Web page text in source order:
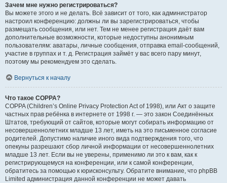
Зачем мне нужно регистрироваться?
Вы можете этого и не делать. Всё зависит от того, как администратор
настроил конференцию: должны ли вы зарегистрироваться, чтобы
размещать сообщения, или нет. Тем не менее регистрация даёт вам
дополнительные возможности, которые недоступны анонимным
пользователям: аватары, личные сообщения, отправка email-сообщений,
участие в группах и т. д. Регистрация займёт у вас всего пару минут,
поэтому мы рекомендуем это сделать.
Вернуться к началу
Что такое COPPA?
COPPA (Children’s Online Privacy Protection Act of 1998), или Акт о защите
частных прав ребёнка в интернете от 1998 г. — это закон Соединённых
Штатов, требующий от сайтов, которые могут собирать информацию от
несовершеннолетних младше 13 лет, иметь на это письменное согласие
родителей. Допустимо наличие иного вида подтверждения того, что
опекуны разрешают сбор личной информации от несовершеннолетних
младше 13 лет. Если вы не уверены, применимо ли это к вам, как к
регистрирующемуся на конференции, или к самой конференции,
обратитесь за помощью к юрисконсульту. Обратите внимание, что phpBB
Limited администрация данной конференции не может давать